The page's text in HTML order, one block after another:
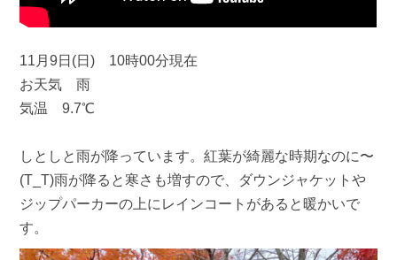
11月9日(日) 10時00分現在
お天気 雨
気温 9.7℃
しとしと雨が降っています。紅葉が綺麗な時期なのに〜
(T_T)雨が降ると寒さも増すので、ダウンジャケットや
ジップパーカーの上にレインコートがあると暖かいで
す。